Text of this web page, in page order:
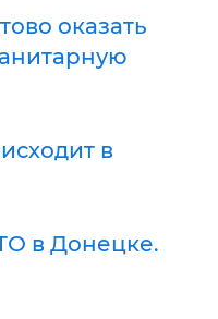
оказать
в
в Донецке.